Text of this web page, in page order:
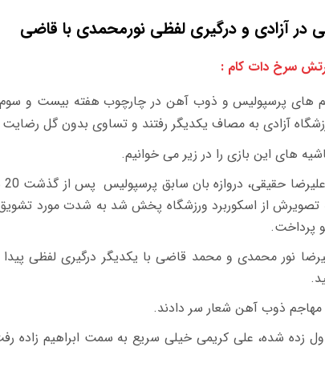
در آزادی و درگیری لفظی نورمحمدی با قاضی
سرخ دات کام :
آزادی به مصاف یکدیگر رفتند و تساوی بدون گل رضایت
های این بازی را در زیر می خوانیم.
تصویرش از اسکوربرد ورزشگاه پخش شد به شدت مورد
پرداخت.
30 بازی علیرضا نور محمدی و محمد قاضی با یکدیگر درگیری لفظی
مهاجم ذوب آهن شعار سر دادند.
زده شده، علی کریمی خیلی سریع به سمت ابراهیم